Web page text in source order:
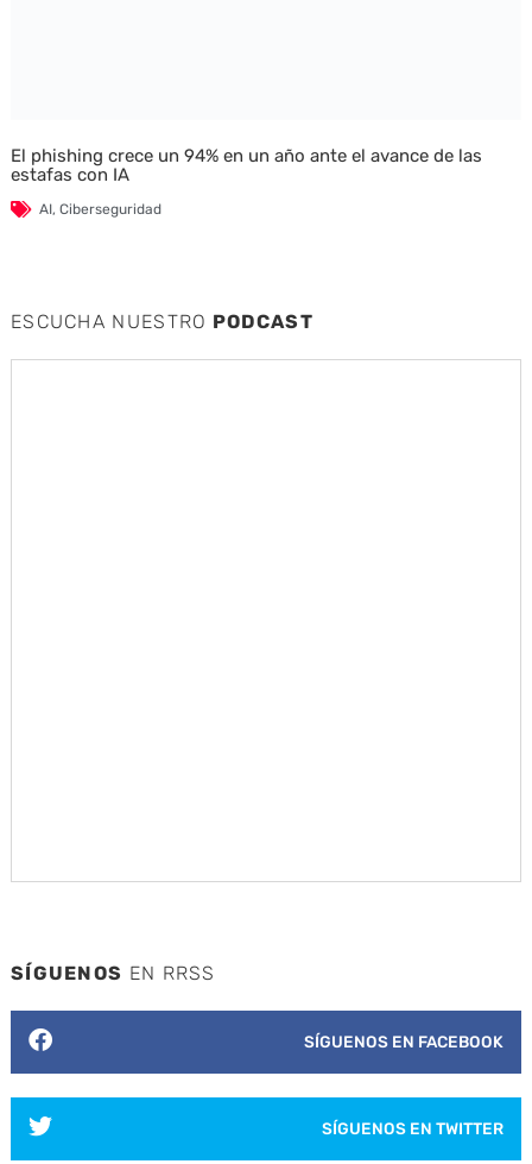
El phishing crece un 94% en un año ante el avance de las
estafas con IA
AI, Ciberseguridad
ESCUCHA NUESTRO PODCAST
SÍGUENOS EN RRSS
SÍGUENOS EN FACEBOOK
SÍGUENOS EN TWITTER